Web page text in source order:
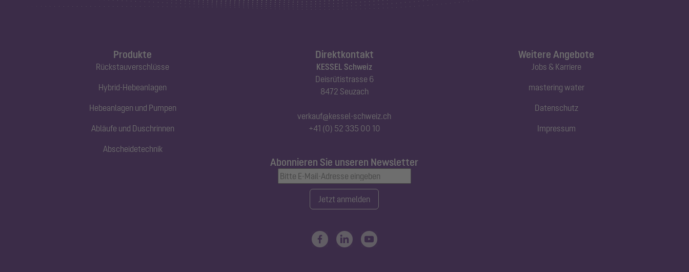
Produkte
Rückstauverschlüsse
Hybrid-Hebeanlagen
Hebeanlagen und Pumpen
Abläufe und Duschrinnen
Abscheidetechnik
Direktkontakt
KESSEL Schweiz
Deisrütistrasse 6
8472 Seuzach
verkauf@kessel-schweiz.ch
+41 (0) 52 335 00 10
Abonnieren Sie unseren Newsletter
Jetzt anmelden
Weitere Angebote
Jobs & Karriere
mastering water
Datenschutz
Impressum